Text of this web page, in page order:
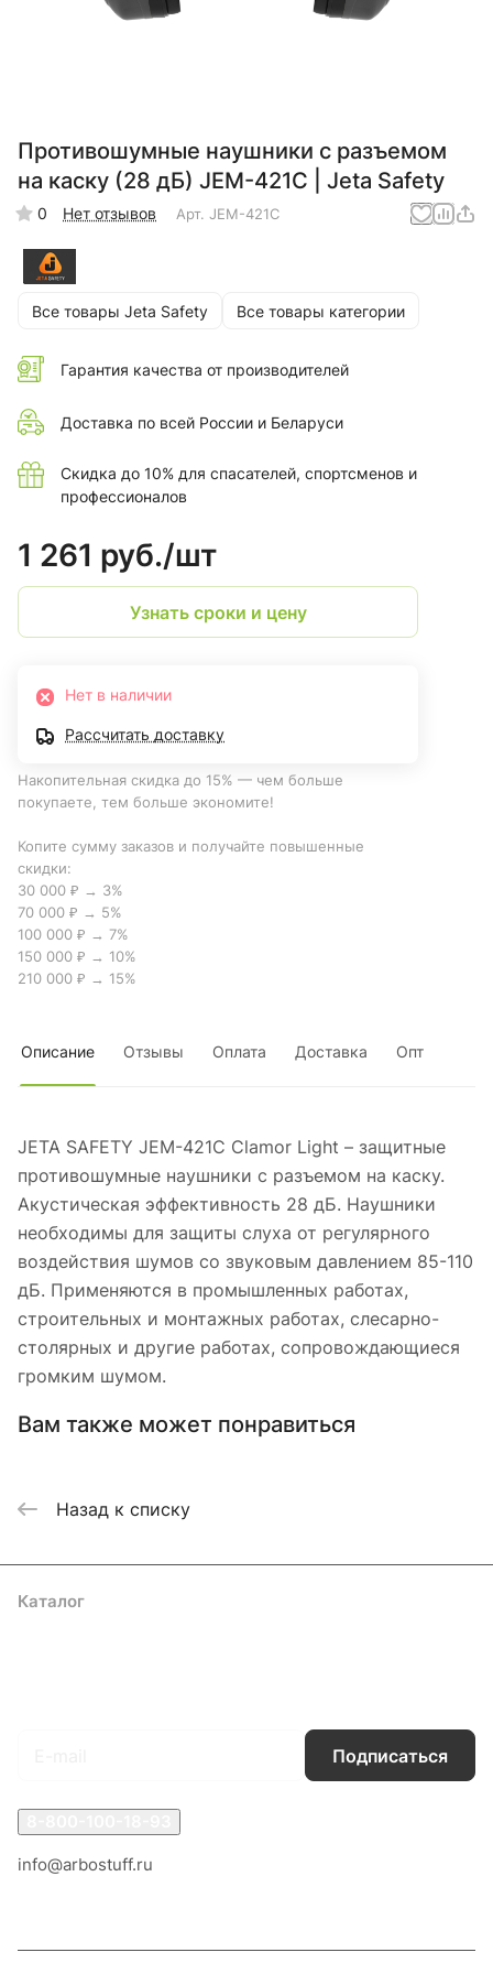
Противошумные наушники с разъемом
на каску (28 дБ) JEM-421C | Jeta Safety
0 Нет отзывов Арт. JEM-421C
Все товары Jeta Safety Все товары категории
Гарантия качества от производителей
Доставка по всей России и Беларуси
Скидка до 10% для спасателей, спортсменов и
профессионалов
1 261 руб./шт
Узнать сроки и цену
Нет в наличии
Рассчитать доставку
Накопительная скидка до 15% — чем больше
покупаете, тем больше экономите!
Копите сумму заказов и получайте повышенные
скидки:
30 000 ₽ → 3%
70 000 ₽ → 5%
100 000 ₽ → 7%
150 000 ₽ → 10%
210 000 ₽ → 15%
Описание Отзывы Оплата Доставка Опт
JETA SAFETY JEM-421C Clamor Light – защитные
противошумные наушники с разъемом на каску.
Акустическая эффективность 28 дБ. Наушники
необходимы для защиты слуха от регулярного
воздействия шумов со звуковым давлением 85-110
дБ. Применяются в промышленных работах,
строительных и монтажных работах, слесарно-
столярных и другие работах, сопровождающиеся
громким шумом.
Вам также может понравиться
Назад к списку
Каталог
Подписаться
info@arbostuff.ru